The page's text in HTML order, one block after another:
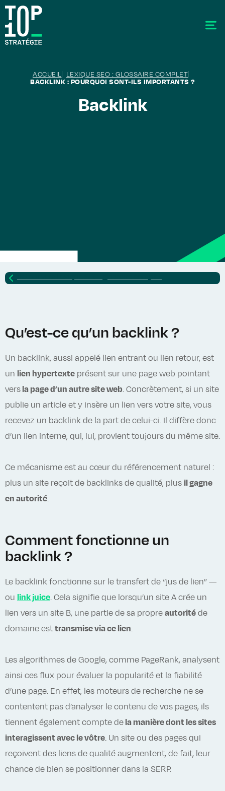
ACCUEIL
LEXIQUE SEO : GLOSSAIRE COMPLET
BACKLINK : POURQUOI SONT-ILS IMPORTANTS ?
Backlink
Qu’est-ce qu’un backlink ?
Un backlink, aussi appelé lien entrant ou lien retour, est
un lien hypertexte présent sur une page web pointant
vers la page d’un autre site web. Concrètement, si un site
publie un article et y insère un lien vers votre site, vous
recevez un backlink de la part de celui-ci. Il diffère donc
d’un lien interne, qui, lui, provient toujours du même site.
Ce mécanisme est au cœur du référencement naturel :
plus un site reçoit de backlinks de qualité, plus il gagne
en autorité.
Comment fonctionne un
backlink ?
Le backlink fonctionne sur le transfert de “jus de lien” —
ou link juice. Cela signifie que lorsqu’un site A crée un
lien vers un site B, une partie de sa propre autorité de
domaine est transmise via ce lien.
Les algorithmes de Google, comme PageRank, analysent
ainsi ces flux pour évaluer la popularité et la fiabilité
d’une page. En effet, les moteurs de recherche ne se
contentent pas d’analyser le contenu de vos pages, ils
tiennent également compte de la manière dont les sites
interagissent avec le vôtre. Un site ou des pages qui
reçoivent des liens de qualité augmentent, de fait, leur
chance de bien se positionner dans la SERP.